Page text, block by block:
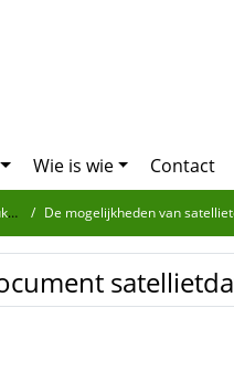
Wie is wie Contact
De mogelijkheden van